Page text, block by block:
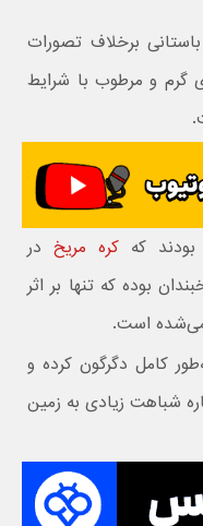
برخلاف تصورات
گرم و مرطوب با شرایط
بودند کهکره مریخدر
بوده که تنها بر اثر
می‌شده است.
کامل دگرگون کرده و
شباهت زیادی به زمین